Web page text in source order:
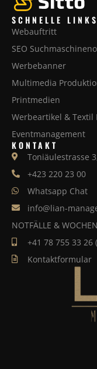
SCHNELLE LINKS
Webauftritt
SEO
Werbebanner
Multimedia
Printmedien
Werbeartikel & Textil
Eventmanagement
KONTAKT
Toniäulestrasse
+423 220 23 00
Whatsapp Chat
info@lian-
NOTFÄLLE &
+41 78 755 33
Kontaktformular